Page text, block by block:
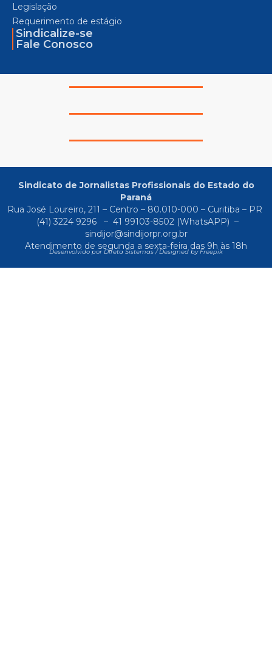
Legislação
Requerimento de estágio
Sindicalize-se
Fale Conosco
Sindicato de Jornalistas Profissionais do Estado do
Paraná
Rua José Loureiro, 211 – Centro – 80.010-000 – Curitiba – PR
(41) 3224 9296
– 41 99103-8502(WhatsAPP) –
sindijor@sindijorpr.org.br
Atendimento de segunda a sexta-feira das 9h às 18h
Desenvolvido por Direta Sistemas /Designed by Freepik